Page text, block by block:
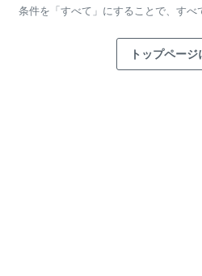
条件を「すべて」にすることで、 すべ
トップページ